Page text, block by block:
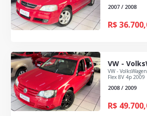
2007 / 2008
R$
VW -
VW -
Flex 8V 4p 2009
2008 / 2009
R$